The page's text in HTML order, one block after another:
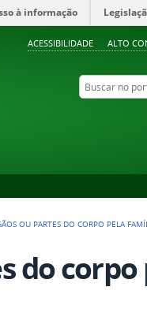
ACESSIBILIDADE ALTO
à informação
Buscar no portal
OU PARTES DO CORPO PELA
do corpo